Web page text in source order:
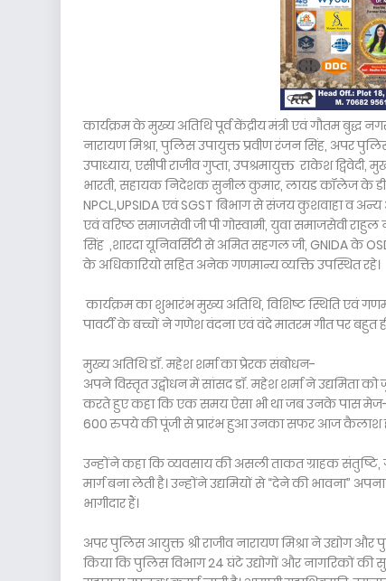
कार्यक्रम के मुख्य अतिथि पूर्व केंद्रीय मंत्री एवं गौतम बुद्ध
नारायण मिश्रा, पुलिस उपायुक्त प्रवीण रंजन सिंह, अपर
उपाध्याय, एसीपी राजीव गुप्ता, उपश्रमायुक्त राकेश
भारती, सहायक निदेशक सुनील कुमार, लायड कॉलेज के डीन
NPCL,UPSIDA एवं SGST बिभाग से संजय कुशवाहा व अन्य
एवं वरिष्ठ समाजसेवी जी पी गोस्वामी, युवा समाजसेवी
सिंह ,शारदा यूनिवर्सिटी से अमित सहगल जी, GNIDA के
के अधिकारियो सहित अनेक गणमान्य व्यक्ति उपस्थित रहे।
कार्यक्रम का शुभारंभ मुख्य अतिथि, विशिष्ट स्थिति एवं
पावर्टी के बच्चों ने गणेश वंदना एवं वंदे मातरम गीत पर बहुत
मुख्य अतिथि डॉ. महेश शर्मा का प्रेरक संबोधन-
अपने विस्तृत उद्बोधन में सांसद डॉ. महेश शर्मा ने उद्यमिता
करते हुए कहा कि एक समय ऐसा भी था जब उनके पास
600 रुपये की पूंजी से प्रारंभ हुआ उनका सफर आज कैलाश
उन्होंने कहा कि व्यवसाय की असली ताकत ग्राहक संतुष्टि,
मार्ग बना लेती है। उन्होंने उद्यमियों से “देने की भावना”
भागीदार हैं।
अपर पुलिस आयुक्त श्री राजीव नारायण मिश्रा ने
किया कि पुलिस विभाग 24 घंटे उद्योगों और नागरिकों की